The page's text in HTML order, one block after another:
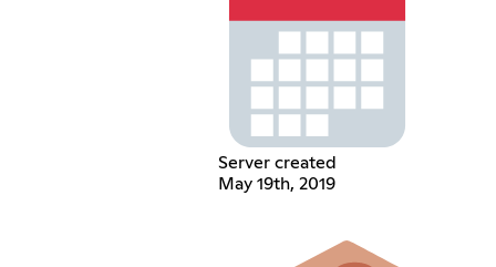
Server created
May 19th, 2019